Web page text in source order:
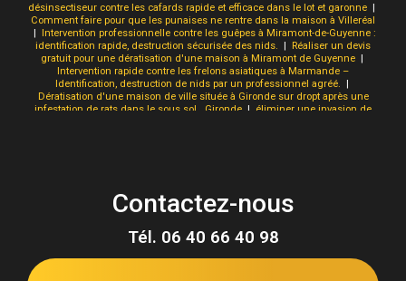
désinsectiseur contre les cafards rapide et efficace dans le lot et garonne |
Comment faire pour que les punaises ne rentre dans la maison à Villeréal
|
Intervention professionnelle contre les guêpes à Miramont-de-Guyenne :
identification rapide, destruction sécurisée des nids. | Réaliser un devis
gratuit pour une dératisation d'une maison à Miramont de Guyenne|
Intervention rapide contre les frelons asiatiques à Marmande –
Identification, destruction de nids par un professionnel agréé. |
Dératisation d'une maison de ville située à Gironde sur dropt après une
infestation de rats dans le sous sol . Gironde | éliminer une invasion de
frelons asiatiques dans une maison à la campagne à Marmande
cherche dératiseur pour un probleme de rats dans le jardin à Marmande
et garonne, 7J7 , résultat garanti|Faire enlever un nid de frelons
de lit efficacement dans le Lot et Garonne et la Gironde|Obtenir un devis
gratuit pour une dératisation suite à une infestation de rats et souris dans
Contactez-nous
Tél. 06 40 66 40 98